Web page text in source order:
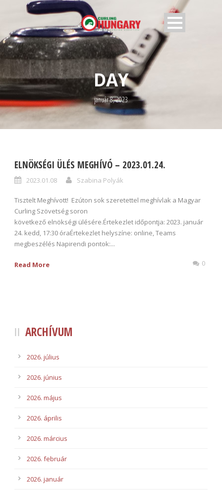
DAY
január 8, 2023
ELNÖKSÉGI ÜLÉS MEGHÍVÓ – 2023.01.24.
2023.01.08 Szabina Polyák
Tisztelt Meghívott! Ezúton sok szeretettel meghívlak a Magyar
Curling Szövetség soron
következő elnökségi ülésére.Értekezlet időpontja: 2023. január
24. kedd, 17:30 óraÉrtekezlet helyszíne: online, Teams
megbeszélés Napirendi pontok:...
Read More 0
ARCHÍVUM
2026. július
2026. június
2026. május
2026. április
2026. március
2026. február
2026. január